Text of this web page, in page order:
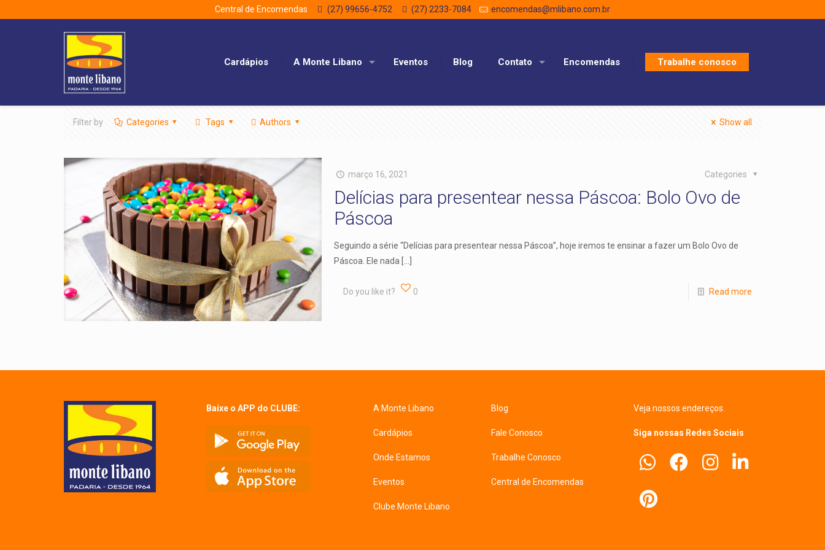
Central de Encomendas (27) 99656-4752 (27) 2233-7084 encomendas@mlibano.com.br
Cardápios A Monte Libano Eventos Blog Contato Encomendas Trabalhe conosco
Filter by Categories Tags Authors Show all
março 16, 2021 Categories
Delícias para presentear nessa Páscoa: Bolo Ovo de
Páscoa
Seguindo a série “Delícias para presentear nessa Páscoa”, hoje iremos te ensinar a fazer um Bolo Ovo de
Páscoa. Ele nada
Do you like it? 0 Read more
Baixe o APP do CLUBE: A Monte Libano
Cardápios
Onde Estamos
Eventos
Clube Monte Libano
Blog
Fale Conosco
Trabalhe Conosco
Central de Encomendas
Veja nossos endereços.
Siga nossas Redes Sociais